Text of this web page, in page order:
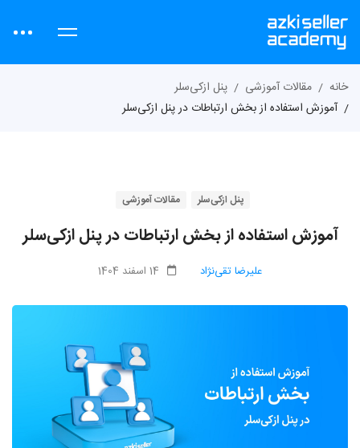
خانه مقالات آموزشی
پنل ازکی‌سلر
آموزش استفاده از بخش ارتباطات در پنل ازکی‌سلر
پنل ازکی‌سلر مقالات آموزشی
آموزش استفاده از بخش ارتباطات در پنل ازکی‌سلر
علیرضا تقی‌نژاد 14 اسفند 1404